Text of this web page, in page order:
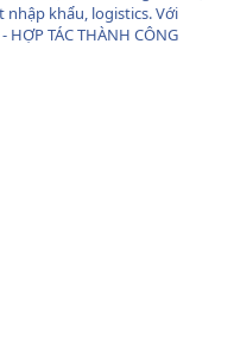
nhập khẩu, logistics. Với
TÁC THÀNH CÔNG